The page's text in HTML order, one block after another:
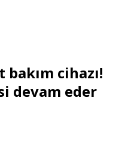
cihazı!
devam eder